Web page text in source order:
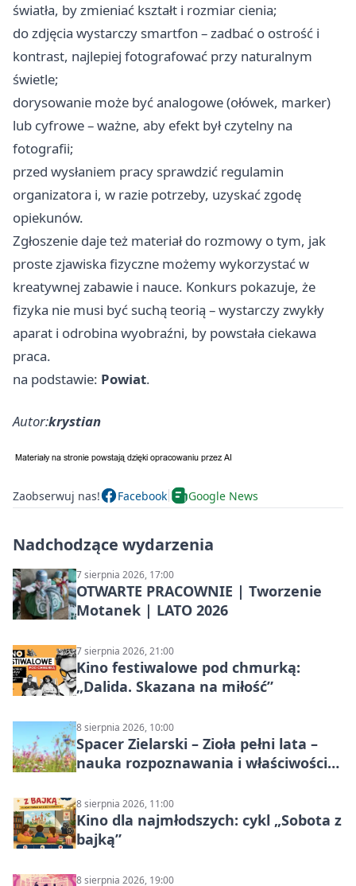
światła, by zmieniać kształt i rozmiar cienia;
do zdjęcia wystarczy smartfon – zadbać o ostrość i
kontrast, najlepiej fotografować przy naturalnym
świetle;
dorysowanie może być analogowe (ołówek, marker)
lub cyfrowe – ważne, aby efekt był czytelny na
fotografii;
przed wysłaniem pracy sprawdzić regulamin
organizatora i, w razie potrzeby, uzyskać zgodę
opiekunów.
Zgłoszenie daje też materiał do rozmowy o tym, jak
proste zjawiska fizyczne możemy wykorzystać w
kreatywnej zabawie i nauce. Konkurs pokazuje, że
fizyka nie musi być suchą teorią – wystarczy zwykły
aparat i odrobina wyobraźni, by powstała ciekawa
praca.
na podstawie: Powiat.
Autor:krystian
Zaobserwuj nas! Facebook Google News
Nadchodzące wydarzenia
7 sierpnia 2026, 17:00
OTWARTE PRACOWNIE | Tworzenie
Motanek | LATO 2026
7 sierpnia 2026, 21:00
Kino festiwalowe pod chmurką:
„Dalida. Skazana na miłość”
8 sierpnia 2026, 10:00
Spacer Zielarski – Zioła pełni lata –
nauka rozpoznawania i właściwości
8 sierpnia 2026, 11:00
Kino dla najmłodszych: cykl „Sobota z
bajką”
8 sierpnia 2026, 19:00